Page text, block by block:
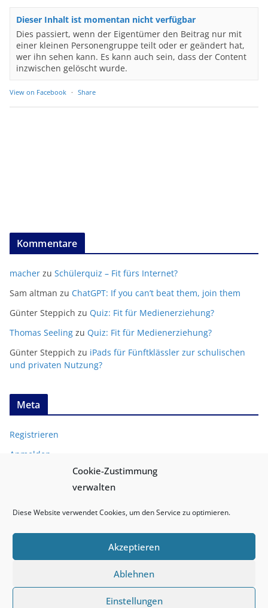
Cookie-Zustimmung
verwalten
Diese Website verwendet Cookies, um den Service zu optimieren.
Akzeptieren
Ablehnen
Einstellungen
Dieser Inhalt ist momentan nicht verfügbar
Dies passiert, wenn der Eigentümer den Beitrag nur mit
einer kleinen Personengruppe teilt oder er geändert hat,
wer ihn sehen kann. Es kann auch sein, dass der Content
inzwischen gelöscht wurde.
View on Facebook · Share
Kommentare
macher zu Schülerquiz – Fit fürs Internet?
Sam altman zu ChatGPT: If you can’t beat them, join them
Günter Steppich zu Quiz: Fit für Medienerziehung?
Thomas Seeling zu Quiz: Fit für Medienerziehung?
Günter Steppich zu iPads für Fünftklässler zur schulischen
und privaten Nutzung?
Meta
Registrieren
Anmelden
Copyright © 2026
. Alle Rechte vorbehalten.